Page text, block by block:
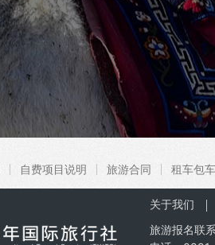
自费项目说明 旅游合同 租车包车
关于我们
旅游报名联